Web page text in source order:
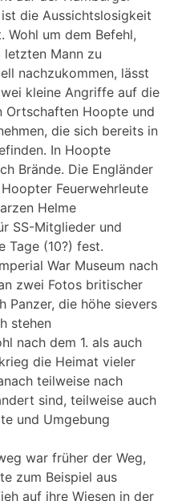
die Aussichtslosigkeit
Wohl um dem Befehl,
Mann zu
nachzukommen, lässt
kleine Angriffe auf die
Ortschaften Hoopte und
die sich bereits in
In Hoopte
Brände. Die Engländer
Feuerwehrleute
Helme
SS-Mitglieder und
Tage (10?) fest.
War Museum nach
zwei Fotos britischer
Panzer, die höhe sievers
stehen
nach dem 1. als auch
die Heimat vieler
teilweise nach
sind, teilweise auch
und Umgebung
war früher der Weg,
zum Beispiel aus
auf ihre Wiesen in der